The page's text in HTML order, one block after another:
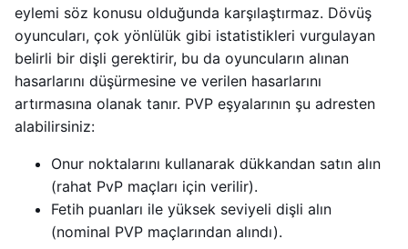
eylemi söz konusu olduğunda karşılaştırmaz. Dövüş
oyuncuları, çok yönlülük gibi istatistikleri vurgulayan
belirli bir dişli gerektirir, bu da oyuncuların alınan
hasarlarını düşürmesine ve verilen hasarlarını
artırmasına olanak tanır. PVP eşyalarının şu adresten
alabilirsiniz:
Onur noktalarını kullanarak dükkandan satın alın
(rahat PvP maçları için verilir).
Fetih puanları ile yüksek seviyeli dişli alın
(nominal PVP maçlarından alındı).